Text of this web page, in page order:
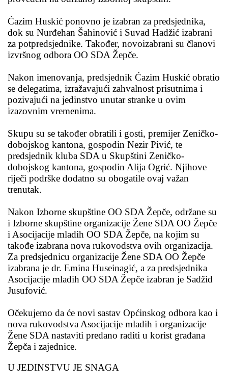
Ćazim Huskić ponovno je izabran za predsjednika,
dok su Nurđehan Šahinović i Suvad Hadžić izabrani
za potpredsjednike. Također, novoizabrani su članovi
izvršnog odbora OO SDA Žepče.
Nakon imenovanja, predsjednik Ćazim Huskić obratio
se delegatima, izražavajući zahvalnost prisutnima i
pozivajući na jedinstvo unutar stranke u ovim
izazovnim vremenima.
Skupu su se također obratili i gosti, premijer Zeničko-
dobojskog kantona, gospodin Nezir Pivić, te
predsjednik kluba SDA u Skupštini Zeničko-
dobojskog kantona, gospodin Alija Ogrić. Njihove
riječi podrške dodatno su obogatile ovaj važan
trenutak.
Nakon Izborne skupštine OO SDA Žepče, održane su
i Izborne skupštine organizacije Žene SDA OO Žepče
i Asocijacije mladih OO SDA Žepče, na kojim su
takođe izabrana nova rukovodstva ovih organizacija.
Za predsjednicu organizacije Žene SDA OO Žepče
izabrana je dr. Emina Huseinagić, a za predsjednika
Asocijacije mladih OO SDA Žepče izabran je Sadžid
Jusufović.
Očekujemo da će novi sastav Općinskog odbora kao i
nova rukovodstva Asocijacije mladih i organizacije
Žene SDA nastaviti predano raditi u korist građana
Žepča i zajednice.
U JEDINSTVU JE SNAGA